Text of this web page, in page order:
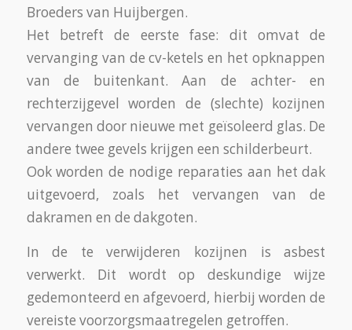
Broeders van Huijbergen.
Het betreft de eerste fase: dit omvat de
vervanging van de cv-ketels en het opknappen
van de buitenkant. Aan de achter- en
rechterzijgevel worden de (slechte) kozijnen
vervangen door nieuwe met geïsoleerd glas. De
andere twee gevels krijgen een schilderbeurt.
Ook worden de nodige reparaties aan het dak
uitgevoerd, zoals het vervangen van de
dakramen en de dakgoten.
In de te verwijderen kozijnen is asbest
verwerkt. Dit wordt op deskundige wijze
gedemonteerd en afgevoerd, hierbij worden de
vereiste voorzorgsmaatregelen getroffen.